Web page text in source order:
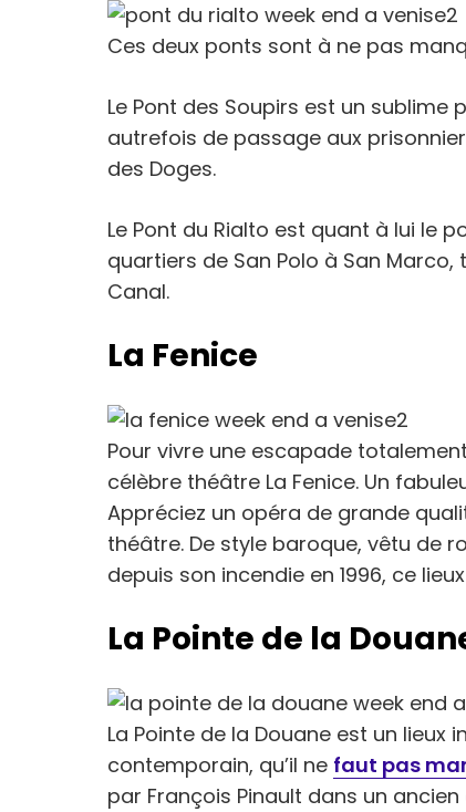
Ces deux ponts sont à ne pas
Le Pont des Soupirs est un
autrefois de passage aux
des Doges.
Le Pont du Rialto est quant à lui le
quartiers de San Polo à San
Canal.
La Fenice
Pour vivre une escapade
célèbre théâtre La Fenice. Un
Appréciez un opéra de grande
théâtre. De style baroque, vêtu de
depuis son incendie en 1996, ce
La Pointe de la
La Pointe de la Douane est un
contemporain, qu’il ne faut pas
par François Pinault dans un